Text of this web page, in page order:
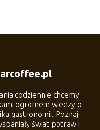
codziennie chcemy
ogromem wiedzy o
gastronomii. Poznaj
świat potraw i